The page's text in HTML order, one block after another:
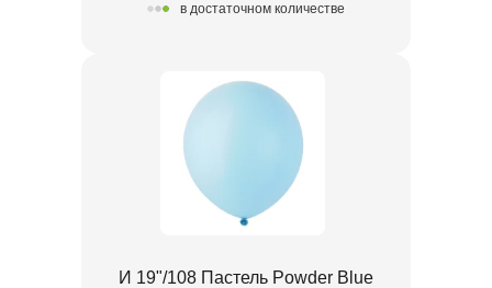
в достаточном количестве
И 19"/108 Пастель Powder Blue